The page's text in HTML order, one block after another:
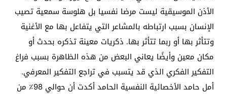
الأذن الموسيقية ليست مرضا نفسيا بل هلوسة سمعية تصيب
الإنسان بسبب ارتباطه بالمشاعر التي يتفاعل بها مع الأغنية
وتتأثر بها أو ربما تتأثر بها. ذكريات معينة تذكره بحدث أو
مكان معين وأيضًا يعاني البعض من هذه الظاهرة بسبب فراغ
التفكير الفكري الذي قد يتسبب في تراجع التفكير المعرفي.
أمل حامد الأخصائية النفسية الحامد أكدت أن حوالي 98٪ من